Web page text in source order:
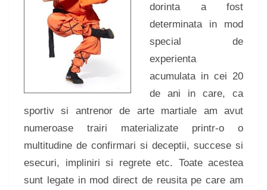
dorinta a fost
determinata in mod
special de
experienta
acumulata in cei 20
de ani in care, ca
sportiv si antrenor de arte martiale am avut
numeroase trairi materializate printr-o o
multitudine de confirmari si deceptii, succese si
esecuri, impliniri si regrete etc. Toate acestea
sunt legate in mod direct de reusita pe care am